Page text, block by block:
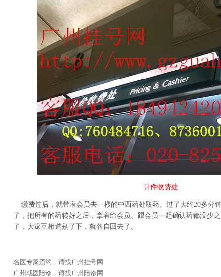
计件收费处
缴费过后，就带着会员去一楼的中西药处取药。过了大约20多分
了，把所有的药转好之后，拿着给会员。跟会员一起确认药都没少
了，大家互相道别了下，就各自回去了。
名医专家预约，请找广州挂号网
广州就医陪诊，请找广州陪诊网